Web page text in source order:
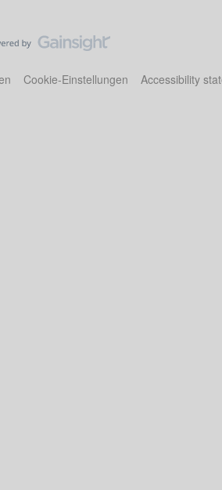
Cookie-Einstellungen Accessibility